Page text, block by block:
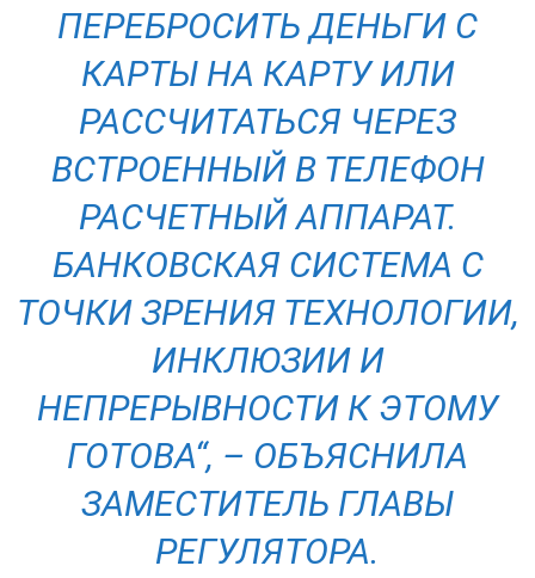
ПЕРЕБРОСИТЬ ДЕНЬГИ С
КАРТЫ НА КАРТУ ИЛИ
РАССЧИТАТЬСЯ ЧЕРЕЗ
ВСТРОЕННЫЙ В ТЕЛЕФОН
РАСЧЕТНЫЙ АППАРАТ.
БАНКОВСКАЯ СИСТЕМА С
ТОЧКИ ЗРЕНИЯ ТЕХНОЛОГИИ,
ИНКЛЮЗИИ И
НЕПРЕРЫВНОСТИ К ЭТОМУ
ГОТОВА“, – ОБЪЯСНИЛА
ЗАМЕСТИТЕЛЬ ГЛАВЫ
РЕГУЛЯТОРА.